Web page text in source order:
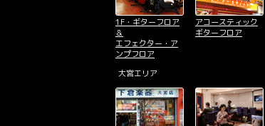
1F・ギターフロア
＆
エフェクター・ア
ンプフロア
アコースティック
ギターフロア
大宮エリア